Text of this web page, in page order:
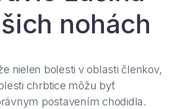
nohách
nielen bolesti v oblasti členkov,
chrbtice môžu byť
postavením chodidla.